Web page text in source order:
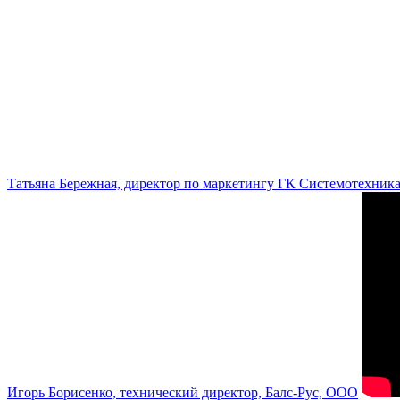
Татьяна Бережная, директор по маркетингу ГК Системотехника
Игорь Борисенко, технический директор, Балс-Рус, ООО